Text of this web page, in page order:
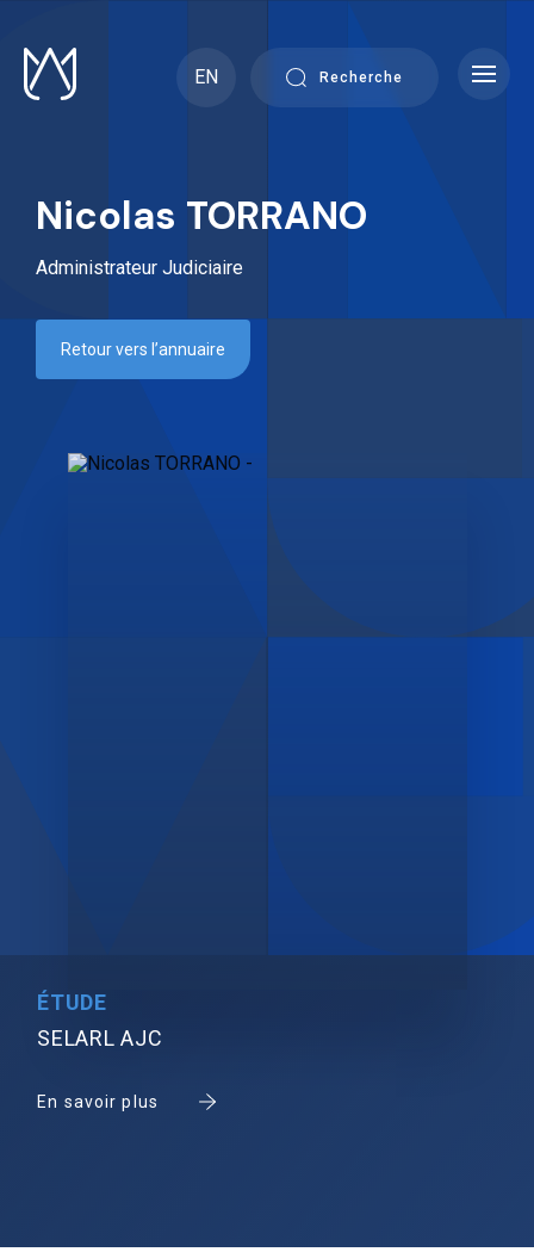
content
EN
Recherche
Nicolas TORRANO
Administrateur Judiciaire
Retour vers l’annuaire
ÉTUDE
SELARL AJC
En savoir plus